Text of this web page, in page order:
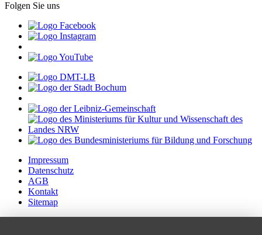
Folgen Sie uns
Impressum
Datenschutz
AGB
Kontakt
Sitemap